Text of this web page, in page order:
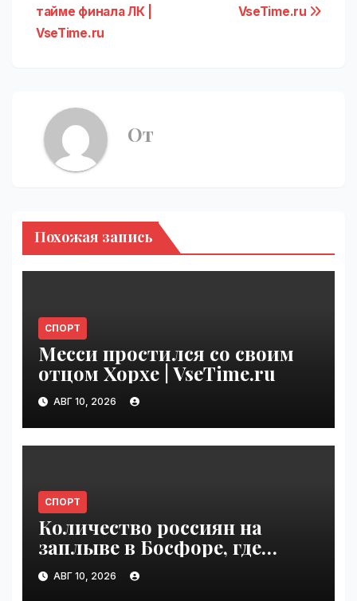
записям
VseTime.ru
тайме финала ЛК |
VseTime.ru
От
Похожая запись
СПОРТ
Месси простился со своим
отцом Хорхе | VseTime.ru
АВГ 10, 2026
СПОРТ
Количество россиян на
заплыве в Босфоре, где
погиб Свечников, резко
упало | VseTime.ru
АВГ 10, 2026